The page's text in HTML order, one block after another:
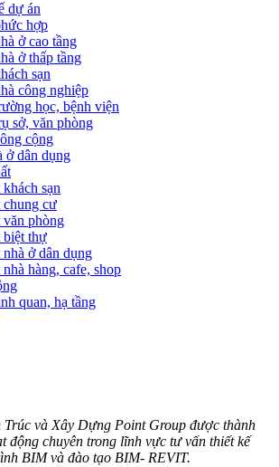
dự án
hợp
ở cao tầng
ở thấp tầng
sạn
công nghiệp
học, bệnh viện
sở, văn phòng
cộng
ở dân dụng
sạn
cư
phòng
biệt thự
ở dân dụng
hàng, cafe, shop
quan, hạ tầng
và Xây Dựng Point Group được thành
động chuyên trong lĩnh vực tư vấn thiết kế
BIM và đào tạo BIM- REVIT.